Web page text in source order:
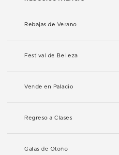
Rebajas de Verano
Festival de Belleza
Vende en Palacio
Regreso a Clases
Galas de Otoño